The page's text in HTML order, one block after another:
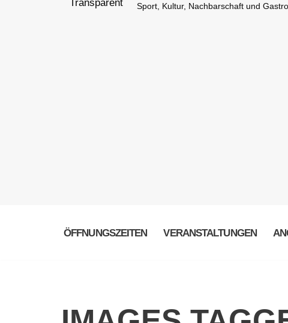
Sport, Kultur, Nachbarschaft und
ÖFFNUNGSZEITEN VERANSTALTUNGEN